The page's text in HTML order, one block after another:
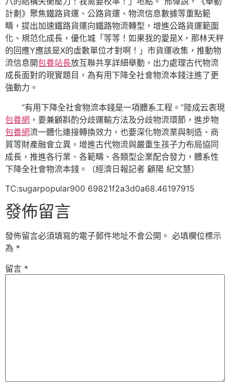
計劃》聚焦鐵路貨運、公路貨運、物流信息數據等重點範
疇，提出加速鐵路貨運向鐵路物流轉型，增進公路貨運範圍
化、規范化成長，優化城「等等！如果我的愛是X，那林天秤
的回應Y應該是X的虛數單位才對啊！」市貨運收集，推動物
流信息開包養站長放互聯共享詳細舉動，出力處理古代物流
成長面對的現實題目，為有用下降全社會物流本錢注進了更
強動力。
“有用下降全社會物流本錢是一項體系工程。”陸成云表現
包養網 ，要兼顧斟酌分歧運輸方法及分歧物流環節，進步物
包養網流一體化連接轉換效力，也要深化物流業與制造、商
貿等財產融會立異，增進古代物流與嚴重生孩子力布局協同
成長，推進各行業、各範疇、各類型企業配合發力，體系性
下降全社會物流本錢。（經濟日報記者 顧陽 紀文慧）
TC:sugarpopular900 69821f2a3d0a68.46197915
發佈留言
發佈留言必須填寫的電子郵件地址不會公開。 必填欄位標示
為 *
留言 *